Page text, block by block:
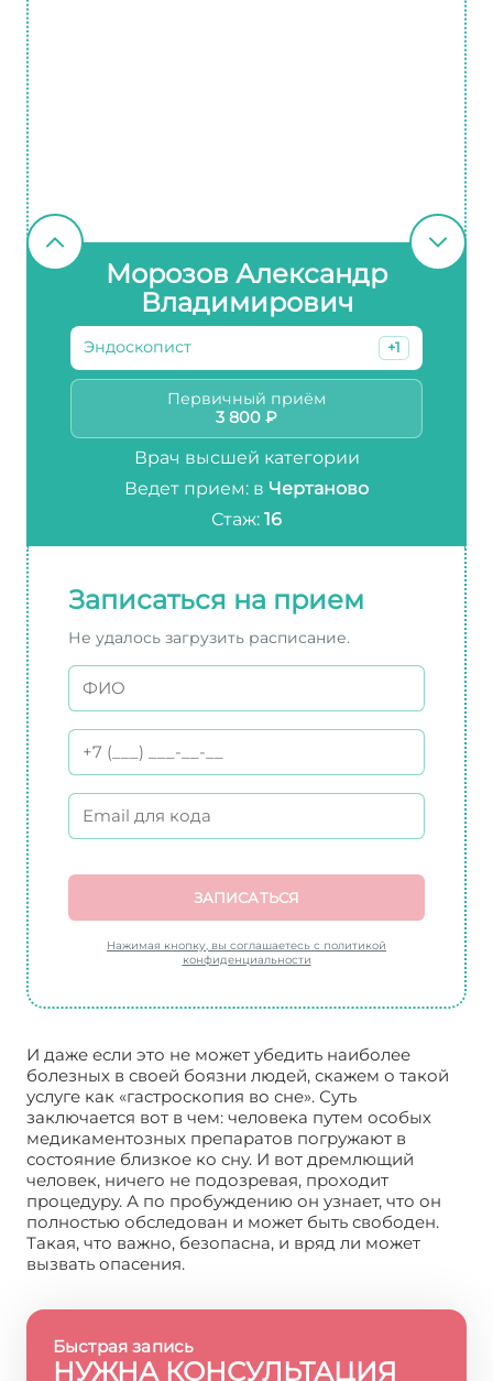
Морозов Александр
Владимирович
Эндоскопист +1
Первичный приём
3 800 ₽
Врач высшей категории
Ведет прием: в Чертаново
Стаж: 16
Записаться на прием
Не удалось загрузить расписание.
ЗАПИСАТЬСЯ
Нажимая кнопку, вы соглашаетесь с политикой
конфиденциальности
И даже если это не может убедить наиболее
болезных в своей боязни людей, скажем о такой
услуге как «гастроскопия во сне». Суть
заключается вот в чем: человека путем особых
медикаментозных препаратов погружают в
состояние близкое ко сну. И вот дремлющий
человек, ничего не подозревая, проходит
процедуру. А по пробуждению он узнает, что он
полностью обследован и может быть свободен.
Такая, что важно, безопасна, и вряд ли может
вызвать опасения.
Быстрая запись
НУЖНА КОНСУЛЬТАЦИЯ